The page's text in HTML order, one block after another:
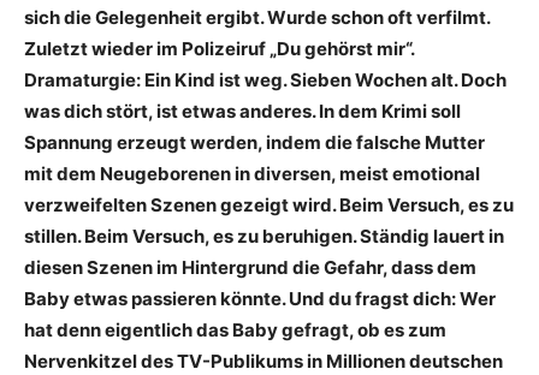
sich die Gelegenheit ergibt. Wurde schon oft verfilmt.
Zuletzt wieder im Polizeiruf „Du gehörst mir“.
Dramaturgie: Ein Kind ist weg. Sieben Wochen alt. Doch
was dich stört, ist etwas anderes. In dem Krimi soll
Spannung erzeugt werden, indem die falsche Mutter
mit dem Neugeborenen in diversen, meist emotional
verzweifelten Szenen gezeigt wird. Beim Versuch, es zu
stillen. Beim Versuch, es zu beruhigen. Ständig lauert in
diesen Szenen im Hintergrund die Gefahr, dass dem
Baby etwas passieren könnte. Und du fragst dich: Wer
hat denn eigentlich das Baby gefragt, ob es zum
Nervenkitzel des TV-Publikums in Millionen deutschen